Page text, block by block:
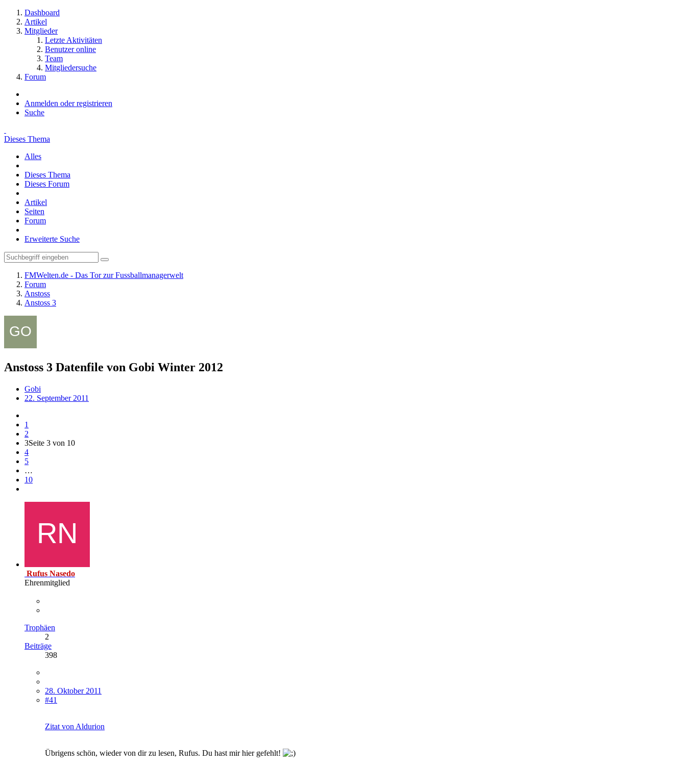
Dashboard
Artikel
Mitglieder
Letzte Aktivitäten
Benutzer online
Team
Mitgliedersuche
Forum
Anmelden oder registrieren
Suche
Dieses Thema
Alles
Dieses Thema
Dieses Forum
Artikel
Seiten
Forum
Erweiterte Suche
FMWelten.de - Das Tor zur Fussballmanagerwelt
Forum
Anstoss
Anstoss 3
Anstoss 3 Datenfile von Gobi Winter 2012
Gobi
22. September 2011
1
2
3Seite 3 von 10
4
5
…
10
Rufus Nasedo
Ehrenmitglied
Trophäen
2
Beiträge
398
28. Oktober 2011
#41
Zitat von Aldurion
Übrigens schön, wieder von dir zu lesen, Rufus. Du hast mir hier gefehlt!